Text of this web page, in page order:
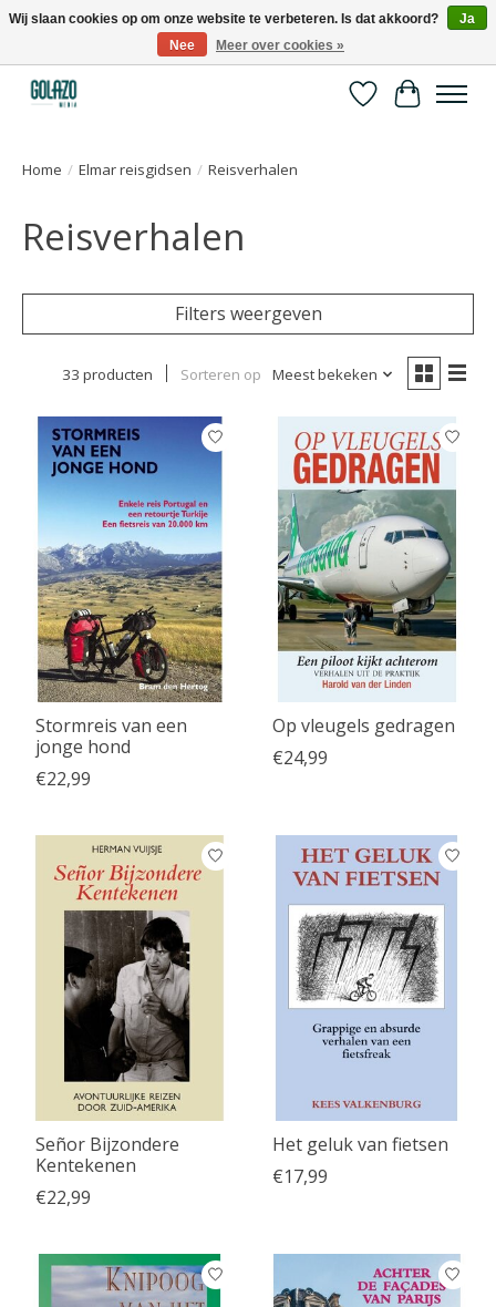
Kennispartner in sport, bewegen en gezondheid
Verlanglijst
Home / Elmar reisgidsen / Reisverhalen
Reisverhalen
Filters weergeven
33 producten Sorteren op Meest bekeken
Stormreis van een
jonge hond
€22,99
Op vleugels gedragen
€24,99
Señor Bijzondere
Kentekenen
€22,99
Het geluk van fietsen
€17,99
Wij slaan cookies op om onze website te verbeteren. Is dat akkoord?
Ja
Nee
Meer over cookies »